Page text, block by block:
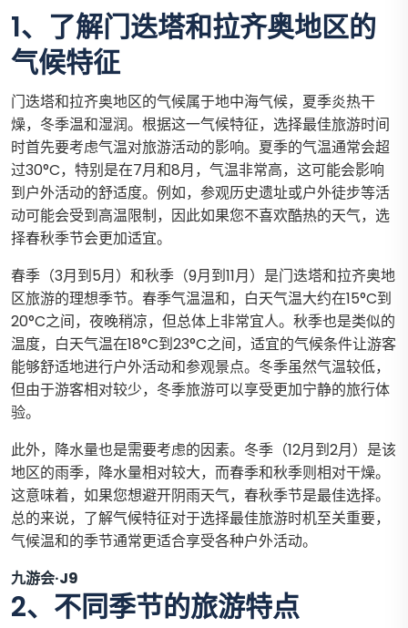
1、了解门迭塔和拉齐奥地区的
气候特征
门迭塔和拉齐奥地区的气候属于地中海气候，夏季炎热干
燥，冬季温和湿润。根据这一气候特征，选择最佳旅游时间
时首先要考虑气温对旅游活动的影响。夏季的气温通常会超
过30°C，特别是在7月和8月，气温非常高，这可能会影响
到户外活动的舒适度。例如，参观历史遗址或户外徒步等活
动可能会受到高温限制，因此如果您不喜欢酷热的天气，选
择春秋季节会更加适宜。
春季（3月到5月）和秋季（9月到11月）是门迭塔和拉齐奥地
区旅游的理想季节。春季气温温和，白天气温大约在15°C到
20°C之间，夜晚稍凉，但总体上非常宜人。秋季也是类似的
温度，白天气温在18°C到23°C之间，适宜的气候条件让游客
能够舒适地进行户外活动和参观景点。冬季虽然气温较低，
但由于游客相对较少，冬季旅游可以享受更加宁静的旅行体
验。
此外，降水量也是需要考虑的因素。冬季（12月到2月）是该
地区的雨季，降水量相对较大，而春季和秋季则相对干燥。
这意味着，如果您想避开阴雨天气，春秋季节是最佳选择。
总的来说，了解气候特征对于选择最佳旅游时机至关重要，
气候温和的季节通常更适合享受各种户外活动。
九游会·J9
2、不同季节的旅游特点